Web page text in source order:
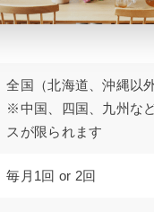
全国（北海道、沖縄以外
※中国、四国、九州な
スが限られます
毎月1回 or 2回